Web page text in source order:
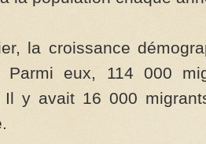
la croissance
Parmi eux, 114 000
Il y avait 16 000